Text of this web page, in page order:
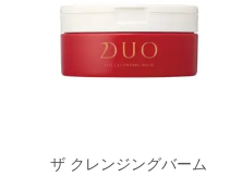
ザ クレンジングバーム